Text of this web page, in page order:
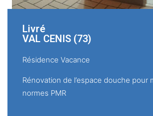
Livré
VAL CENIS (73)
Résidence Vacance
Rénovation de l’espace douche pour
normes PMR